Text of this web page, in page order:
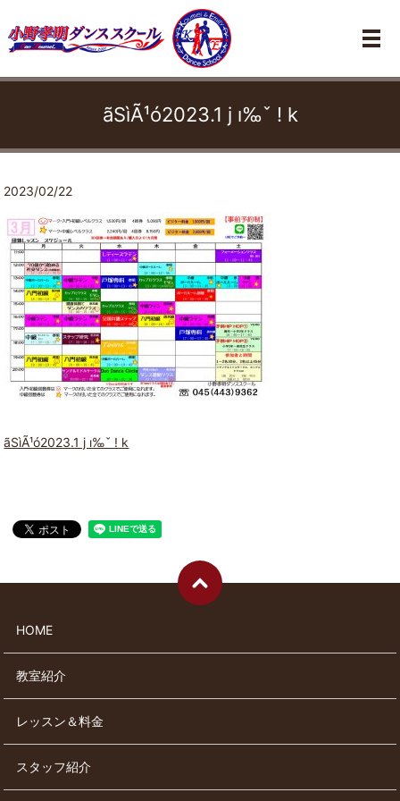
メ
ãSìÃ¹ó2023.1 j ı‰ˇ ! k
2023/02/22
ãSìÃ¹ó2023.1 j ı‰ˇ ! k
HOME
教室紹介
レッスン＆料金
スタッフ紹介